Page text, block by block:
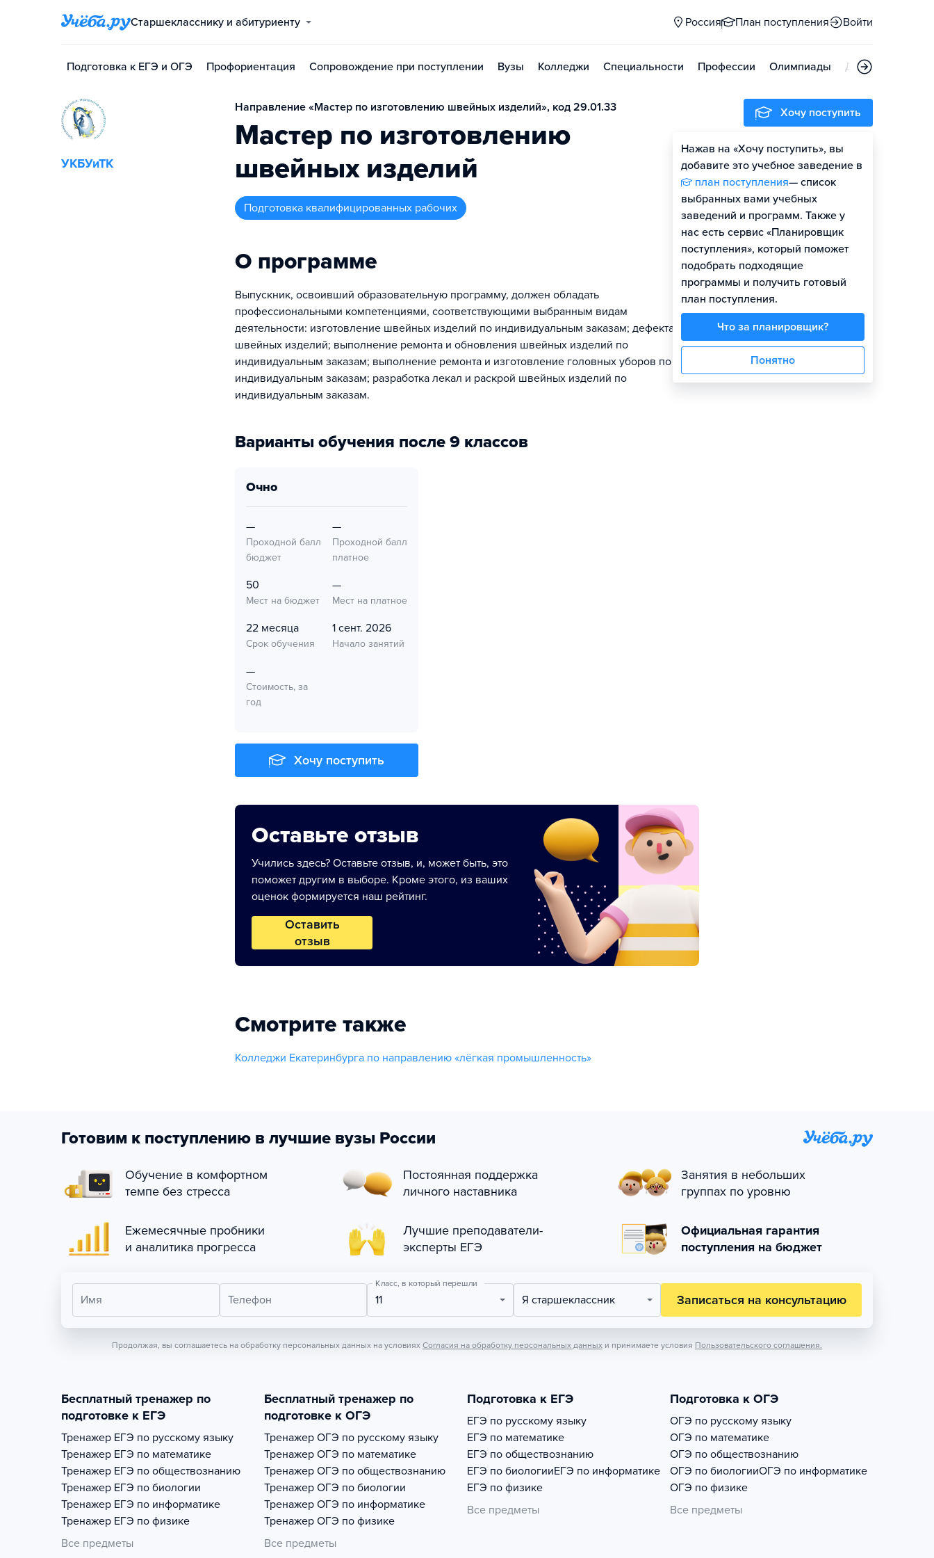
Старшекласснику и абитуриенту Россия План поступления Войти
Подготовка к ЕГЭ и ОГЭ Профориентация Сопровождение при поступлении Вузы Колледжи Специальности Профессии Олимпиады Дни открытых
УКБУиТК
Направление «Мастер по изготовлению швейных изделий», код 29.01.33
Мастер по изготовлению
швейных изделий
подготовка квалифицированных рабочих
О программе
Выпускник, освоивший образовательную программу, должен обладать
профессиональными компетенциями, соответствующими выбранным видам
деятельности: изготовление швейных изделий по индивидуальным заказам; дефектация
швейных изделий; выполнение ремонта и обновления швейных изделий по
индивидуальным заказам; выполнение ремонта и изготовление головных уборов по
индивидуальным заказам; разработка лекал и раскрой швейных изделий по
индивидуальным заказам.
Варианты обучения после 9 классов
очно
—
Проходной балл
бюджет
—
Проходной балл
платное
50
Мест на бюджет
—
Мест на платное
22 месяца
Срок обучения
1 сент. 2026
Начало занятий
—
Стоимость, за
год
Хочу поступить
Оставьте отзыв
Учились здесь? Оставьте отзыв, и, может быть, это
поможет другим в выборе. Кроме этого, из ваших
оценок формируется наш рейтинг.
Оставить
отзыв
Смотрите также
Колледжи Екатеринбурга по направлению «лёгкая промышленность»
Хочу поступить
Нажав на «Хочу поступить», вы
добавите это учебное заведение в
план поступления— список
выбранных вами учебных
заведений и программ. Также у
нас есть сервис «Планировщик
поступления», который поможет
подобрать подходящие
программы и получить готовый
план поступления.
Что за планировщик?
Понятно
Готовим к поступлению в лучшие вузы России
Обучение в комфортном
темпе без стресса
Постоянная поддержка
личного наставника
Занятия в небольших
группах по уровню
Ежемесячные пробники
и аналитика прогресса
Лучшие преподаватели-
эксперты ЕГЭ
Официальная гарантия
поступления на бюджет
Имя Телефон
Класс, в который перешли
11 Я старшеклассник Записаться на консультацию
Продолжая, вы соглашаетесь на обработку персональных данных на условиях Согласия на обработку персональных данных и принимаете условия Пользовательского соглашения.
Бесплатный тренажер по
подготовке к ЕГЭ
Тренажер ЕГЭ по русскому языку
Тренажер ЕГЭ по математике
Тренажер ЕГЭ по обществознанию
Тренажер ЕГЭ по биологии
Тренажер ЕГЭ по информатике
Тренажер ЕГЭ по физике
Все предметы
Бесплатный тренажер по
подготовке к ОГЭ
Тренажер ОГЭ по русскому языку
Тренажер ОГЭ по математике
Тренажер ОГЭ по обществознанию
Тренажер ОГЭ по биологии
Тренажер ОГЭ по информатике
Тренажер ОГЭ по физике
Все предметы
Подготовка к ЕГЭ
ЕГЭ по русскому языку
ЕГЭ по математике
ЕГЭ по обществознанию
ЕГЭ по биологииЕГЭ по информатике
ЕГЭ по физике
Все предметы
Подготовка к ОГЭ
ОГЭ по русскому языку
ОГЭ по математике
ОГЭ по обществознанию
ОГЭ по биологииОГЭ по информатике
ОГЭ по физике
Все предметы